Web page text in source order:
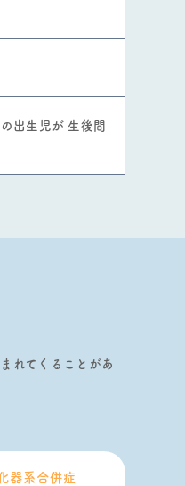
出生児が 生後間
れてくることがあ
器系合併症